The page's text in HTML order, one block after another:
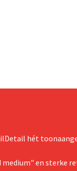
hét
medium" en sterke